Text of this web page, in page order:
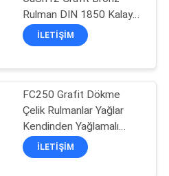
Rulman DIN 1850 Kalay
Bronz Rulman
İLETIŞIM
FC250 Grafit Dökme
Çelik Rulmanlar Yağlar
Kendinden Yağlamalı
Kovanlı Rulmanlar
İLETIŞIM